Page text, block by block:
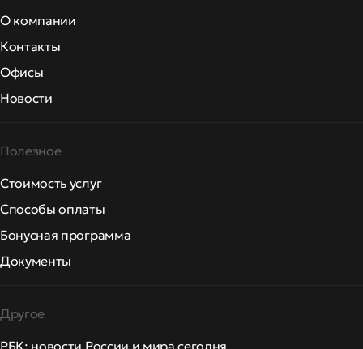
О компании
Контакты
Офисы
Новости
Полезное
Стоимость услуг
Способы оплаты
Бонусная программа
Документы
Другое
РБК: новости России и мира сегодня